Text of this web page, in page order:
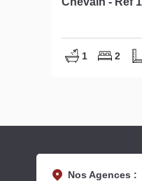
1 1
Nos Agences :